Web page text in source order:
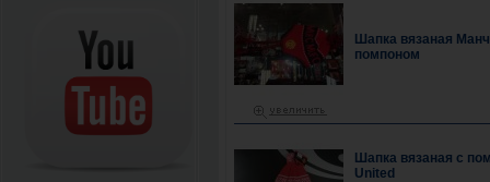
Шапка вязаная
помпоном
Шапка вязаная с
United